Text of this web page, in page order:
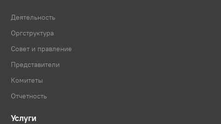
Деятельность
Оргструктура
Совет и правление
Представители
Комитеты
Отчетность
Услуги